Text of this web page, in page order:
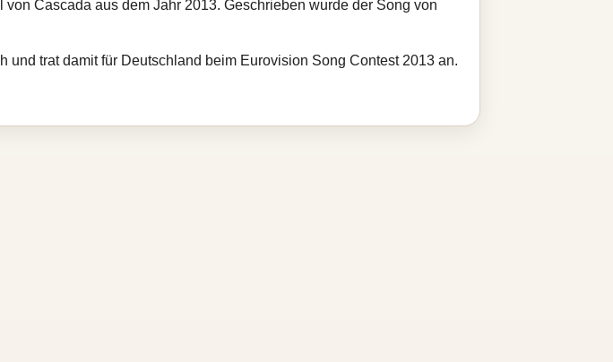
Cascada aus dem Jahr 2013. Geschrieben wurde der Song von
und trat damit für Deutschland beim Eurovision Song Contest 2013 an.